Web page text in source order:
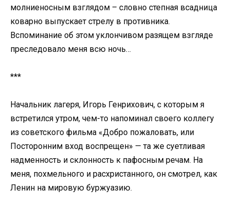
молниеносным взглядом – словно степная всадница
коварно выпускает стрелу в противника.
Вспоминание об этом уклончивом разящем взгляде
преследовало меня всю ночь…
***
Начальник лагеря, Игорь Генрихович, с которым я
встретился утром, чем-то напоминал своего коллегу
из советского фильма «Добро пожаловать, или
Посторонним вход воспрещен» — та же суетливая
надменность и склонность к пафосным речам. На
меня, похмельного и расхристанного, он смотрел, как
Ленин на мировую буржуазию.